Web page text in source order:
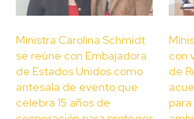
Ministra Carolina Schmidt
se reúne con Embajadora
de Estados Unidos como
antesala de evento que
celebra 15 años de
con
de